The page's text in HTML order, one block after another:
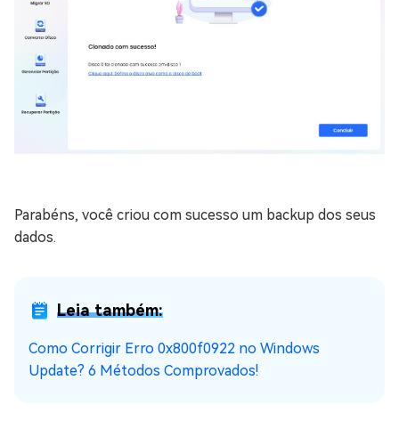
Parabéns, você criou com sucesso um backup dos seus
dados.
Leia também:
Como Corrigir Erro 0x800f0922 no Windows
Update? 6 Métodos Comprovados!